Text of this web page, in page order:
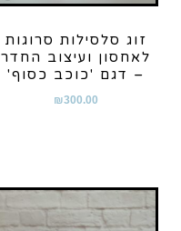
זוג סלסילות סרוגות
לאחסון ועיצוב החדר
– דגם 'כוכב כסוף'
₪300.00